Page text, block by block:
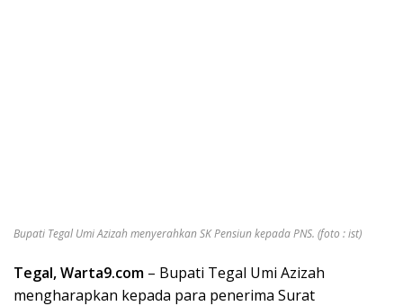
Bupati Tegal Umi Azizah menyerahkan SK Pensiun kepada PNS. (foto : ist)
Tegal, Warta9.com – Bupati Tegal Umi Azizah
mengharapkan kepada para penerima Surat